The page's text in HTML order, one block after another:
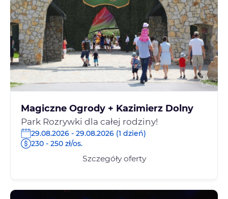
Magiczne Ogrody + Kazimierz Dolny
Park Rozrywki dla całej rodziny!
29.08.2026 - 29.08.2026 (1 dzień)
230 - 250 zł/os.
Szczegóły oferty